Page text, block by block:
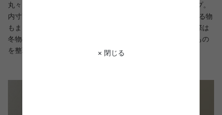
× 閉じる
丸々1杯の大容量引き出しを備え付けた【引き出し1段】タイプ。
内寸高さ33cmで書類・ファイル、家電の説明書など高さのある物
もまとめて整理が可能。また、キャビネットとして使用する際は
冬物のかさばる衣類も複数枚収納でき、用途を問わず色々なもの
を整理できます。